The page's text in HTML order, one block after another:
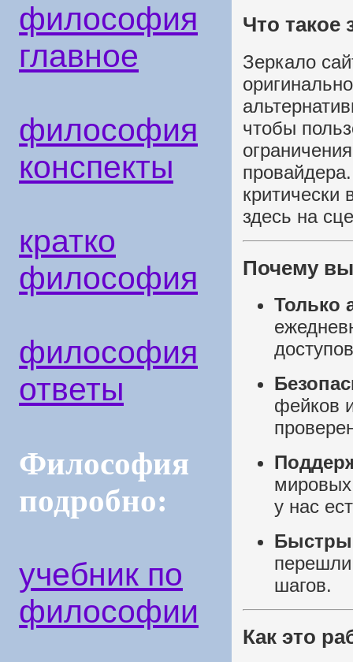
философия
главное
философия
конспекты
кратко
философия
философия
ответы
Философия
подробно:
учебник по
философии
Что такое
Зеркало
чтобы
здесь на
Почему
Только
фейков
у нас
шагов.
Как это